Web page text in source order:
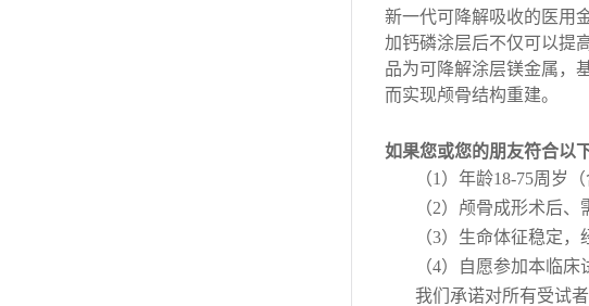
新一代可降解吸收的医用
加钙磷涂层后不仅可以提
品为可降解涂层镁金属，
而实现颅骨结构重建。
如果您或您的朋友符合以
（1 ）年龄18-75周岁（
（2）颅骨成形术后、
（3）生命体征稳定，
（4）自愿参加本临床
我们承诺对所有受试